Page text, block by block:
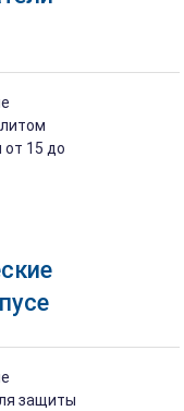
от 15 до
защиты